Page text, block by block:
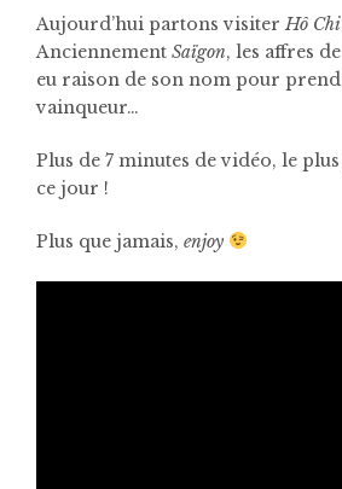
Aujourd’hui partons visiterHô
Anciennement Saïgon, les affres
eu raison de son nom pour
vainqueur…
Plus de 7 minutes de vidéo, le
ce jour !
Plus que jamais, enjoy